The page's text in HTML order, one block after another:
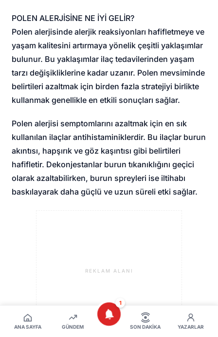
ANA SAYFA GÜNDEM
1
SON DAKIKA YAZARLAR
POLEN ALERJİSİNE NE İYİ GELİR?
Polen alerjisinde alerjik reaksiyonları hafifletmeye ve
yaşam kalitesini artırmaya yönelik çeşitli yaklaşımlar
bulunur. Bu yaklaşımlar ilaç tedavilerinden yaşam
tarzı değişikliklerine kadar uzanır. Polen mevsiminde
belirtileri azaltmak için birden fazla stratejiyi birlikte
kullanmak genellikle en etkili sonuçları sağlar.
Polen alerjisi semptomlarını azaltmak için en sık
kullanılan ilaçlar antihistaminiklerdir. Bu ilaçlar burun
akıntısı, hapşırık ve göz kaşıntısı gibi belirtileri
hafifletir. Dekonjestanlar burun tıkanıklığını geçici
olarak azaltabilirken, burun spreyleri ise iltihabı
baskılayarak daha güçlü ve uzun süreli etki sağlar.
REKLAM ALANI